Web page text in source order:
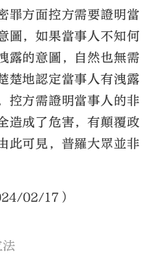
罪方面控方需要證明當
圖，如果當事人不知何
露的意圖，自然也無需
楚地認定當事人有洩露
控方需證明當事人的非
造成了危害，有顛覆政
此可見，普羅大眾並非
02/17）